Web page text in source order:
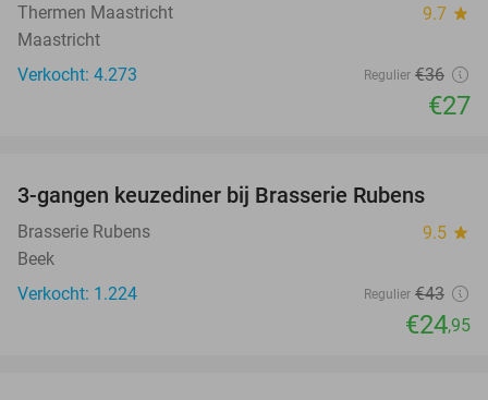
Thermen Maastricht 9.7 star
Maastricht
Verkocht: 4.273
Regulier €36
€27
42%
3-gangen keuzediner bij Brasserie Rubens
Brasserie Rubens 9.5 star
Beek
Verkocht: 1.224
Regulier €43
€24,95